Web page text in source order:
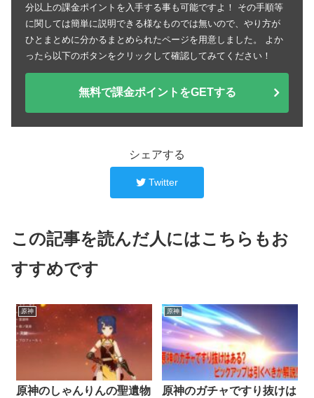
分以上の課金ポイントを入手する事も可能ですよ！ その手順等
に関しては簡単に説明できる様なものでは無いので、やり方が
ひとまとめに分かるまとめられたページを用意しました。 よか
ったら以下のボタンをクリックして確認してみてください！
無料で課金ポイントをGETする
シェアする
Twitter
この記事を読んだ人にはこちらもお
すすめです
原神
原神のしゃんりんの聖遺物
原神
原神のガチャですり抜けは